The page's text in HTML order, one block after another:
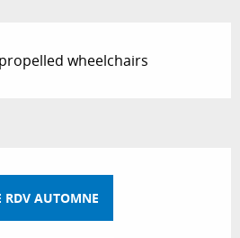
wheelchairs
RDV AUTOMNE